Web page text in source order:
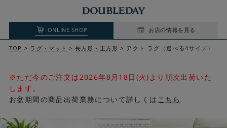
ONLINE SHOP お店の情報を見る
TOP ラグ・マット 長方形・正方形 アクト ラグ（選べる4サイズ）
※ただ今のご注文は2026年8月18日(火)より順次出荷いた
します。
お盆期間の商品出荷業務について詳しくは こちら